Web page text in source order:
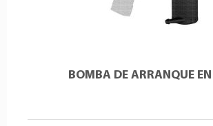
BOMBA DE ARRANQUE